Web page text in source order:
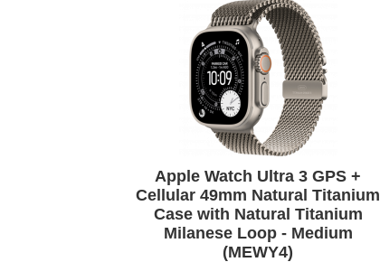
Apple Watch Ultra 3 GPS +
Cellular 49mm Natural Titanium
Case with Natural Titanium
Milanese Loop - Medium
(MEWY4)